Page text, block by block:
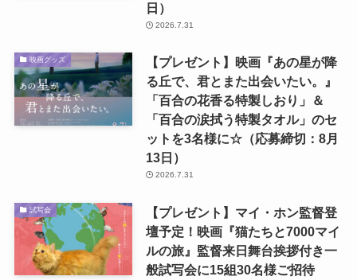
日）
2026.7.31
映画グッズ
【プレゼント】映画『あの星が降
る丘で、君とまた出会いたい。』
「百合の花香る特製しおり」＆
「百合の涙拭う特製タオル」のセ
ットを3名様に☆（応募締切：8月
13日）
2026.7.31
試写会
【プレゼント】マイ・ホン監督登
壇予定！映画『猫たちと7000マイ
ルの旅』監督来日舞台挨拶付き一
般試写会に15組30名様ご招待